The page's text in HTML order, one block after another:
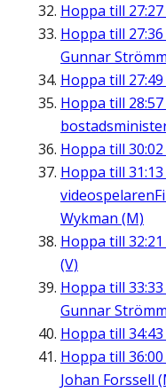
Hoppa till 27:27
Hoppa till 27:36
Gunnar
Hoppa till 27:49
Hoppa till 28:57
Hoppa till 30:02
Hoppa till 31:13
videospelaren
Wykman (M)
Hoppa till 32:21
(V)
Hoppa till 33:33
Gunnar
Hoppa till 34:43
Hoppa till 36:00
Johan Forssell